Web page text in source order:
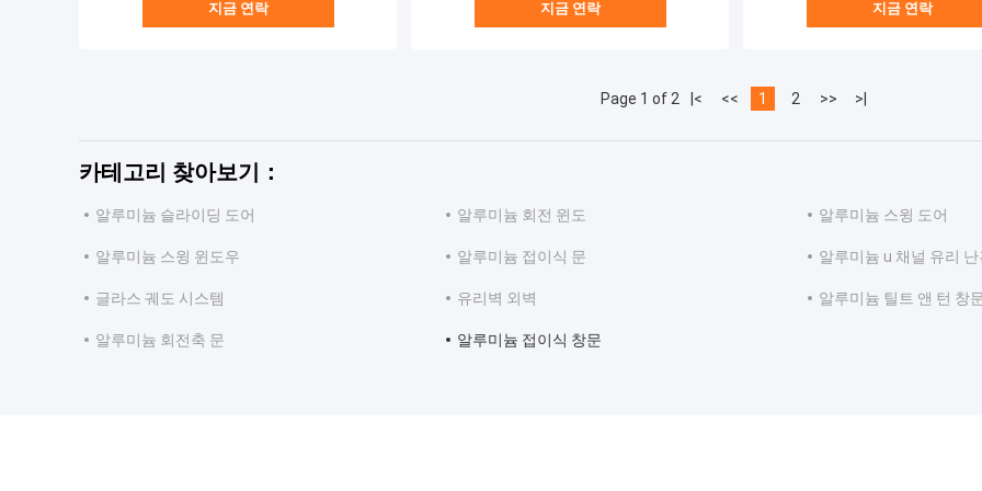
지금 연락 지금 연락 지금 연락
Page 1 of 2 |< << 1 2 >> >|
카테고리 찾아보기：
알루미늄 슬라이딩 도어 알루미늄 회전 윈도 알루미늄 스윙 도어
알루미늄 스윙 윈도우 알루미늄 접이식 문 알루미늄 u 채널 유리 난
글라스 궤도 시스템 유리벽 외벽 알루미늄 틸트 앤 턴 창
알루미늄 회전축 문 알루미늄 접이식 창문